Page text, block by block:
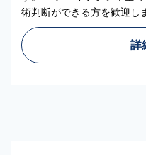
術判断ができる方を歓迎し
詳